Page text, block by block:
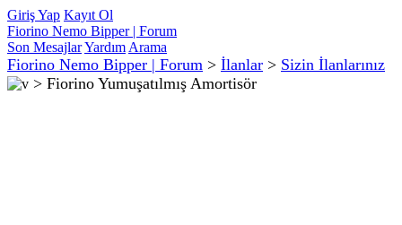
Giriş Yap Kayıt Ol
Fiorino Nemo Bipper | Forum
Son MesajlarYardım Arama
Fiorino Nemo Bipper | Forum > İlanlar > Sizin İlanlarınız
> Fiorino Yumuşatılmış Amortisör